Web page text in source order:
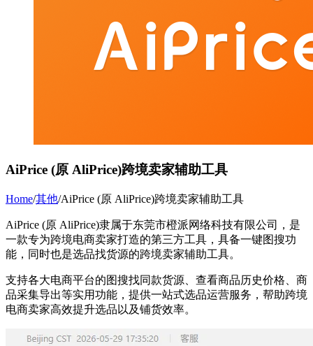
AiPrice (原 AliPrice)跨境卖家辅助工具
Home/其他/AiPrice (原 AliPrice)跨境卖家辅助工具
AiPrice (原 AliPrice)隶属于东莞市橙派网络科技有限公司，是
一款专为跨境电商卖家打造的第三方工具，具备一键图搜功
能，同时也是选品找货源的跨境卖家辅助工具。
支持各大电商平台的图搜找同款货源、查看商品历史价格、商
品采集导出等实用功能，提供一站式选品运营服务，帮助跨境
电商卖家高效提升选品以及铺货效率。